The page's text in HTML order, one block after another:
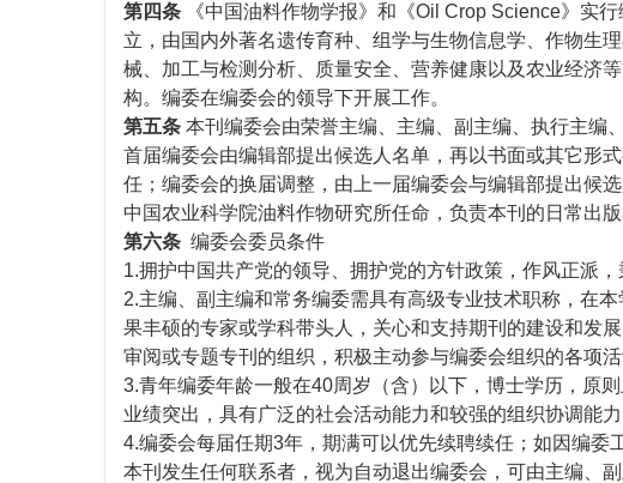
第四条 《中国油料作物学报》和《Oil Crop Science》实
立，由国内外著名遗传育种、组学与生物信息学、作物生
械、加工与检测分析、质量安全、营养健康以及农业经济
构。编委在编委会的领导下开展工作。
第五条 本刊编委会由荣誉主编、主编、副主编、执行主编
首届编委会由编辑部提出候选人名单，再以书面或其它形
任；编委会的换届调整，由上一届编委会与编辑部提出候
中国农业科学院油料作物研究所任命，负责本刊的日常出
第六条 编委会委员条件
1.拥护中国共产党的领导、拥护党的方针政策，作风正派，
2.主编、副主编和常务编委需具有高级专业技术职称，在
果丰硕的专家或学科带头人，关心和支持期刊的建设和发
审阅或专题专刊的组织，积极主动参与编委会组织的各项活
3.青年编委年龄一般在40周岁（含）以下，博士学历，原
业绩突出，具有广泛的社会活动能力和较强的组织协调能
4.编委会每届任期3年，期满可以优先续聘续任；如因编
本刊发生任何联系者，视为自动退出编委会，可由主编、副